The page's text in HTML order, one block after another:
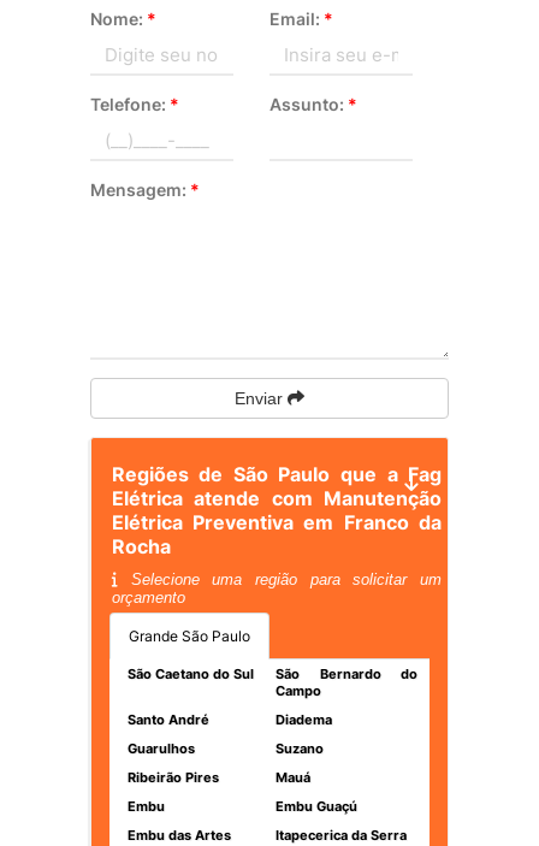
Nome: * Email: *
Telefone: * Assunto: *
Mensagem: *
Enviar
Regiões de São Paulo que a Fag
Elétrica atende com Manutenção
Elétrica Preventiva em Franco da
Rocha
Selecione uma região para solicitar um
orçamento
Grande São Paulo
São Caetano do Sul
São Bernardo do
Campo
Santo André
Diadema
Guarulhos
Suzano
Ribeirão Pires
Mauá
Embu
Embu Guaçú
Embu das Artes
Itapecerica da Serra